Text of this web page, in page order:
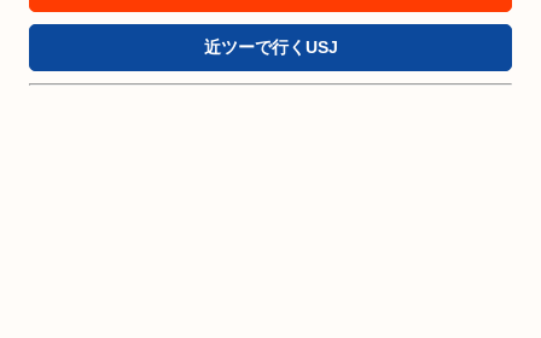
近ツーで行くUSJ